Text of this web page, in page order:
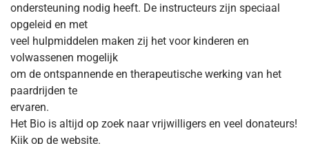
ondersteuning nodig heeft. De instructeurs zijn speciaal
opgeleid en met
veel hulpmiddelen maken zij het voor kinderen en
volwassenen mogelijk
om de ontspannende en therapeutische werking van het
paardrijden te
ervaren.
Het Bio is altijd op zoek naar vrijwilligers en veel donateurs!
Kijk op de website.